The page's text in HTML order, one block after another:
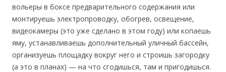
вольеры в боксе предварительного содержания или
монтируешь электропроводку, обогрев, освещение,
видеокамеры (это уже сделано в этом году) или копаешь
яму, устанавливаешь дополнительный уличный бассейн,
организуешь площадку вокруг него и строишь загородку
(а это в планах) — на что сгодишься, там и пригодишься.